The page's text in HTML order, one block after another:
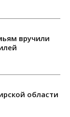
вручили
области